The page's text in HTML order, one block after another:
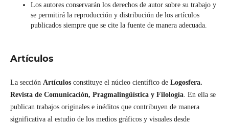
Los autores conservarán los derechos de autor sobre su trabajo y
se permitirá la reproducción y distribución de los artículos
publicados siempre que se cite la fuente de manera adecuada.
Artículos
La sección Artículosconstituye el núcleo científico de Logosfera.
Revista de Comunicación, Pragmalingüística y Filología. En ella se
publican trabajos originales e inéditos que contribuyen de manera
significativa al estudio de los medios gráficos y visuales desde